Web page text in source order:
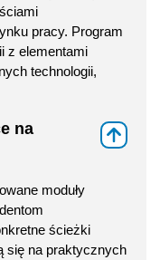
pracy. Program
z elementami
technologii,
na
moduły
ścieżki
się na praktycznych